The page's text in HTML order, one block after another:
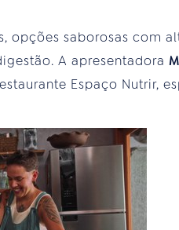
opções saborosas com
A apresentadora
Espaço Nutrir,